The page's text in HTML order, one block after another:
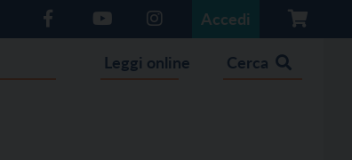
Accedi
Leggi online Cerca